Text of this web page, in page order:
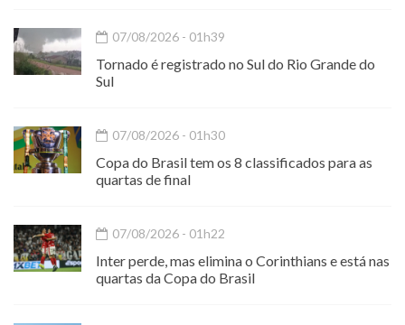
07/08/2026 - 01h39
Tornado é registrado no Sul do Rio Grande do
Sul
07/08/2026 - 01h30
Copa do Brasil tem os 8 classificados para as
quartas de final
07/08/2026 - 01h22
Inter perde, mas elimina o Corinthians e está nas
quartas da Copa do Brasil